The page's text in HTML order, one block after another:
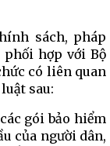
sách, pháp
phối hợp với Bộ
có liên quan
sau:
gói bảo hiểm
của người dân,